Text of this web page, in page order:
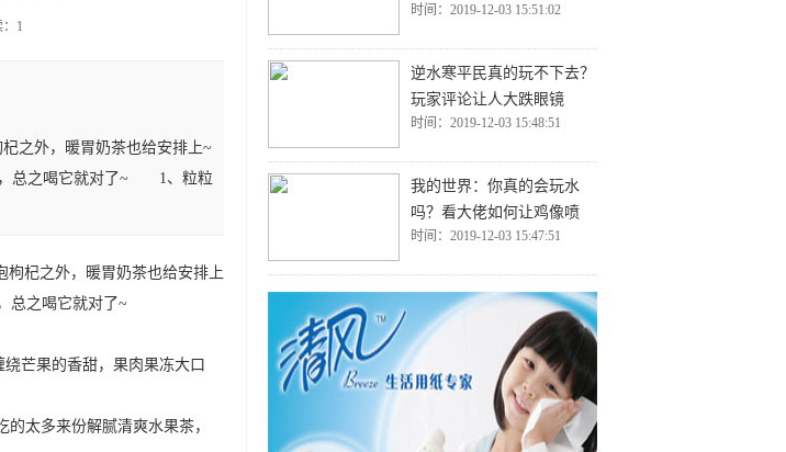
：1
之外，暖胃奶茶也给安排上~
，总之喝它就对了~ 1、粒粒
枸杞之外，暖胃奶茶也给安排上
总之喝它就对了~
芒果的香甜，果肉果冻大口
太多来份解腻清爽水果茶，
时间：2019-12-03 15:51:02
逆水寒平民真的玩不下去？
玩家评论让人大跌眼镜
时间：2019-12-03 15:48:51
我的世界：你真的会玩水
吗？看大佬如何让鸡像喷
时间：2019-12-03 15:47:51